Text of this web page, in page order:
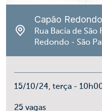
Capão Redondo
Rua Bacia de
Redondo - São
15/10/24, terça -
25 vagas